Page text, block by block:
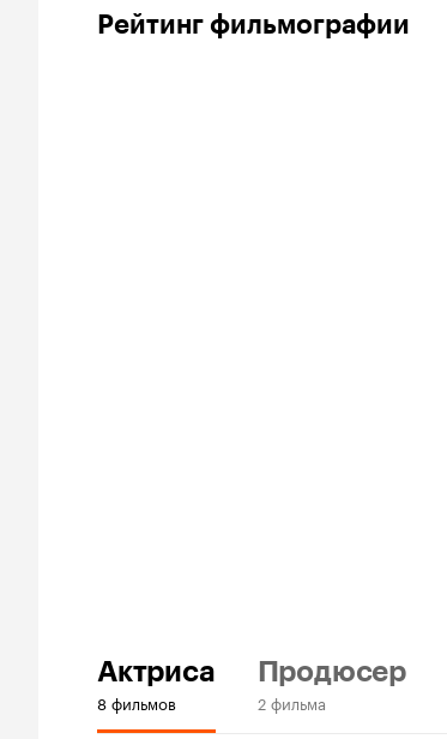
Рейтинг фильмографии
Актриса
8 фильмов
Продюсер
2 фильма